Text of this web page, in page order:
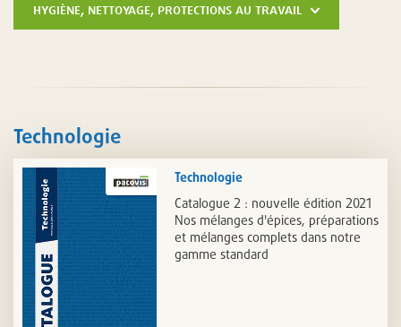
hygiène, nettoyage, protections au travail
Technologie
Technologie
Catalogue 2 : nouvelle édition 2021
Nos mélanges d'épices, préparations
et mélanges complets dans notre
gamme standard